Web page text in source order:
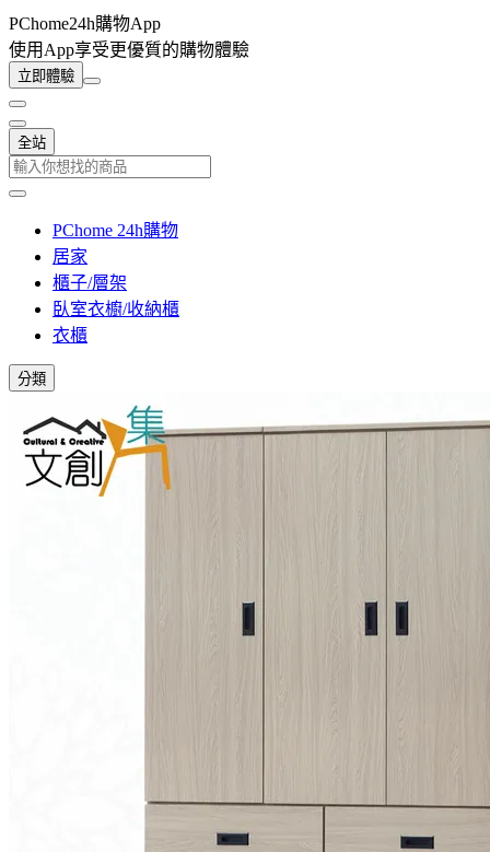
PChome24h購物App
使用App享受更優質的購物體驗
立即體驗
全站
PChome 24h購物
居家
櫃子/層架
臥室衣櫥/收納櫃
衣櫃
分類